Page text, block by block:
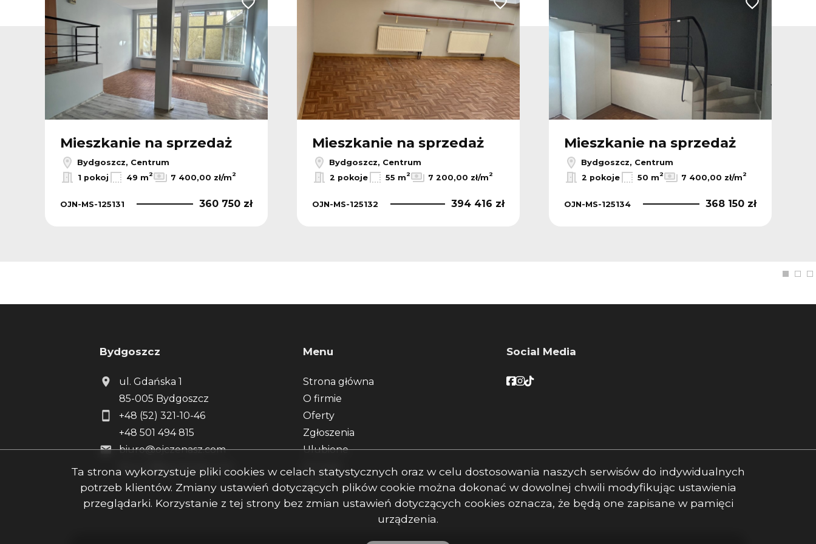
do ulubionych Dodaj do ulubionych
Mieszkanie na sprzedaż
Bydgoszcz, Centrum
1 pokoj 49 m2 7 400,00 zł/m2
OJN-MS-125131 360 750 zł
Dodaj do ulubionych
Mieszkanie na sprzedaż
Bydgoszcz, Centrum
2 pokoje 55 m2 7 200,00 zł/m2
OJN-MS-125132 394 416 zł
Dodaj do
Mieszkanie na sprzedaż
Bydgoszcz, Centrum
2 pokoje 50 m2 7 400,00 zł/m2
OJN-MS-125134 368 150 zł
Bydgoszcz
ul. Gdańska 1
85-005 Bydgoszcz
+48 (52) 321-10-46
+48 501 494 815
biuro@ojczenasz.com
biuro.2@ojczenasz.com
Menu
Strona główna
O firmie
Oferty
Zgłoszenia
Ulubione
Kontakt
Rodo
Social Media
Facebook
Facebook
Facebook
Ta strona wykorzystuje pliki cookies w celach statystycznych oraz w celu dostosowania naszych serwisów do indywidualnych
potrzeb klientów. Zmiany ustawień dotyczących plików cookie można dokonać w dowolnej chwili modyfikując ustawienia
przeglądarki. Korzystanie z tej strony bez zmian ustawień dotyczących cookies oznacza, że będą one zapisane w pamięci
urządzenia.